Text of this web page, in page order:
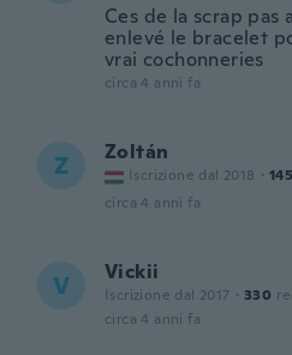
Ces de la scrap pas
enlevé le bracelet
vrai cochonneries
circa 4 anni fa
Z Zoltán
Iscrizione dal 2018 · 145
circa 4 anni fa
V Vickii
Iscrizione dal 2017 · 330
circa 4 anni fa